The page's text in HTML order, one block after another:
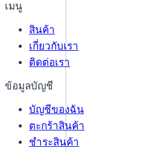
เมนู
สินค้า
เกี่ยวกับเรา
ติดต่อเรา
ข้อมูลบัญชี
บัญชีของฉัน
ตะกร้าสินค้า
ชำระสินค้า